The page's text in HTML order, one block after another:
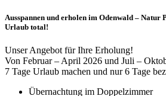
Ausspannen und erholen im Odenwald – Natur
Urlaub total!
Unser Angebot für Ihre Erholung!
Von Februar – April 2026 und Juli –
7 Tage Urlaub machen und nur 6 Tage
Übernachtung im Doppelzimmer